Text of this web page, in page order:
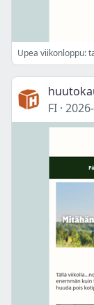
Upea viikonloppu:
FI ·